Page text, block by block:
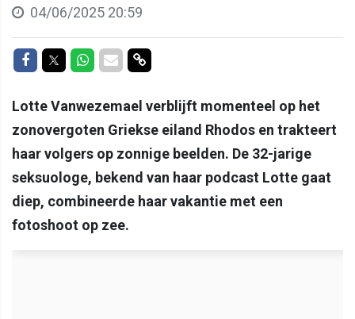
04/06/2025 20:59
Delen op Facebook
Delen op Twitter
Delen op Whatsapp
Delen via Mail
Delen via link
Lotte Vanwezemael verblijft momenteel op het
zonovergoten Griekse eiland Rhodos en trakteert
haar volgers op zonnige beelden. De 32-jarige
seksuologe, bekend van haar podcast Lotte gaat
diep, combineerde haar vakantie met een
fotoshoot op zee.